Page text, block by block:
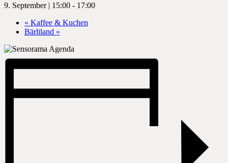
9. September | 15:00 - 17:00
« Kaffee & Kuchen
Bärliland »